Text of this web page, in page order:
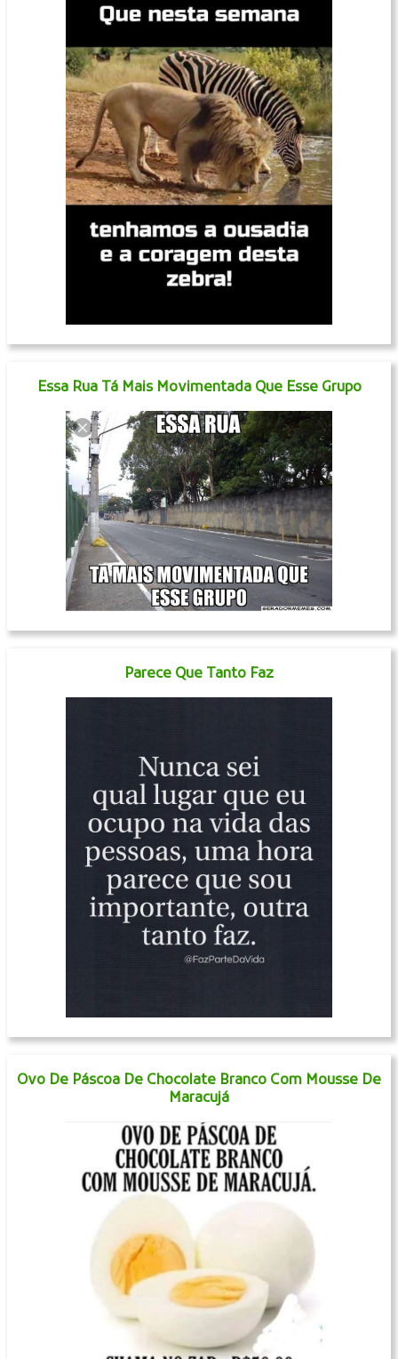
Essa Rua Tá Mais Movimentada Que Esse Grupo
Parece Que Tanto Faz
Ovo De Páscoa De Chocolate Branco Com Mousse De
Maracujá